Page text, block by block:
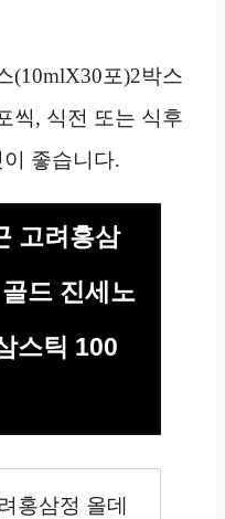
(10mlX30포)2박스
씩, 식전 또는 식후
좋습니다.
고려홍삼
드 진세노
스틱 100
홍삼정 올데